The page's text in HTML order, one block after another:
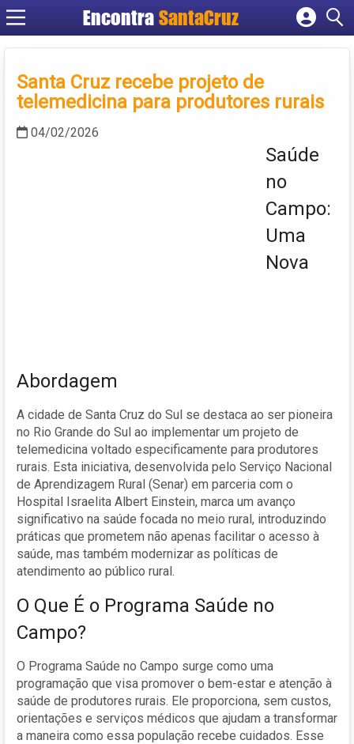
Encontra
Cadastrar empresa
Criar conta
Santa Cruz recebe projeto de
telemedicina para produtores rurais
04/02/2026
Saúde
no
Campo:
Uma
Nova
Abordagem
A cidade de Santa Cruz do Sul se destaca ao ser pioneira
no Rio Grande do Sul ao implementar um projeto de
telemedicina voltado especificamente para produtores
rurais. Esta iniciativa, desenvolvida pelo Serviço Nacional
de Aprendizagem Rural (Senar) em parceria com o
Hospital Israelita Albert Einstein, marca um avanço
significativo na saúde focada no meio rural, introduzindo
práticas que prometem não apenas facilitar o acesso à
saúde, mas também modernizar as políticas de
atendimento ao público rural.
O Que É o Programa Saúde no
Campo?
O Programa Saúde no Campo surge como uma
programação que visa promover o bem-estar e atenção à
saúde de produtores rurais. Ele proporciona, sem custos,
orientações e serviços médicos que ajudam a transformar
a maneira como essa população recebe cuidados. Esse